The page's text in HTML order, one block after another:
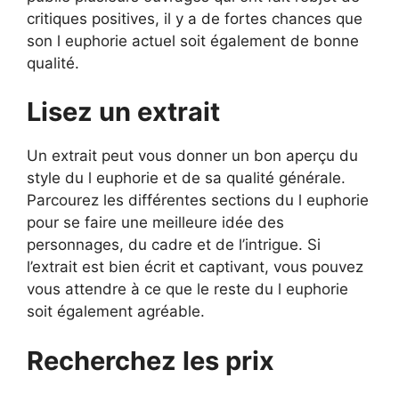
critiques positives, il y a de fortes chances que
son l euphorie actuel soit également de bonne
qualité.
Lisez un extrait
Un extrait peut vous donner un bon aperçu du
style du l euphorie et de sa qualité générale.
Parcourez les différentes sections du l euphorie
pour se faire une meilleure idée des
personnages, du cadre et de l’intrigue. Si
l’extrait est bien écrit et captivant, vous pouvez
vous attendre à ce que le reste du l euphorie
soit également agréable.
Recherchez les prix